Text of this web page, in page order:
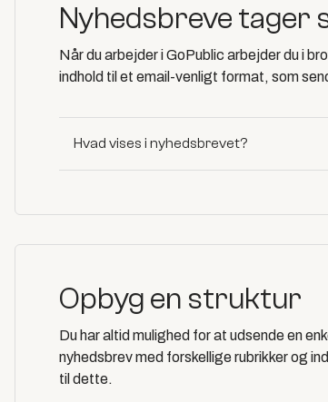
Nyhedsbreve tager
Når du arbejder i GoPublic arbejder du i
indhold til et email-venligt format, som
Hvad vises i nyhedsbrevet?
Opbyg en struktur
Du har altid mulighed for at udsende en
nyhedsbrev med forskellige rubrikker og
til dette.